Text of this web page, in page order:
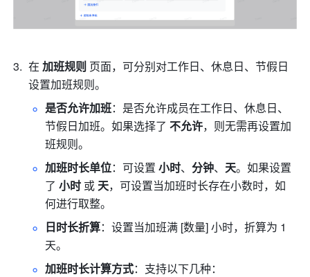
在 加班规则 页面，可分别对工作日、休息日、节假日
设置加班规则。
是否允许加班：是否允许成员在工作日、休息日、
节假日加班。如果选择了 不允许，则无需再设置加
班规则。
加班时长单位：可设置 小时、分钟、 天。如果设置
了 小时 或 天，可设置当加班时长存在小数时，如
何进行取整。
日时长折算：设置当加班满 [数量] 小时，折算为 1
天。
加班时长计算方式：支持以下几种：